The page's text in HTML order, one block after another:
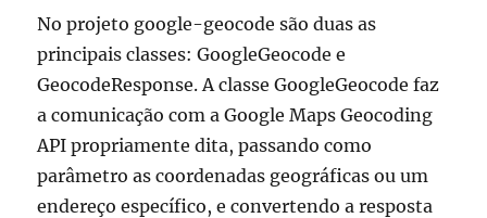
No projeto google-geocode são duas as
principais classes: GoogleGeocode e
GeocodeResponse. A classe GoogleGeocode faz
a comunicação com a Google Maps Geocoding
API propriamente dita, passando como
parâmetro as coordenadas geográficas ou um
endereço específico, e convertendo a resposta